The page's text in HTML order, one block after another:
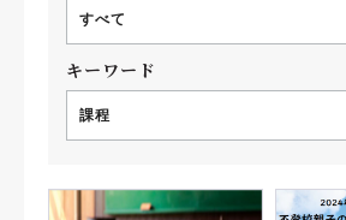
すべて
キーワード
課程